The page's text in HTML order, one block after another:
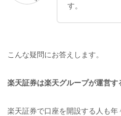
す。
こんな疑問にお答えします。
楽天証券は楽天グループが運営す
楽天証券で口座を開設する人も年